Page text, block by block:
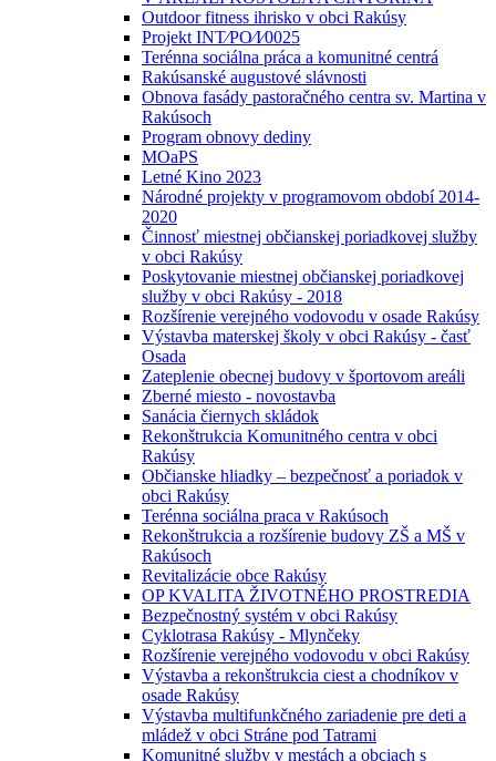
Outdoor fitness ihrisko v obci Rakúsy
Projekt INT⁄PO⁄I⁄0025
Terénna sociálna práca a komunitné centrá
Rakúsanské augustové slávnosti
Obnova fasády pastoračného centra sv. Martina v
Rakúsoch
Program obnovy dediny
MOaPS
Letné Kino 2023
Národné projekty v programovom období 2014-
2020
Činnosť miestnej občianskej poriadkovej služby
v obci Rakúsy
Poskytovanie miestnej občianskej poriadkovej
služby v obci Rakúsy - 2018
Rozšírenie verejného vodovodu v osade Rakúsy
Výstavba materskej školy v obci Rakúsy - časť
Osada
Zateplenie obecnej budovy v športovom areáli
Zberné miesto - novostavba
Sanácia čiernych skládok
Rekonštrukcia Komunitného centra v obci
Rakúsy
Občianske hliadky – bezpečnosť a poriadok v
obci Rakúsy
Terénna sociálna praca v Rakúsoch
Rekonštrukcia a rozšírenie budovy ZŠ a MŠ v
Rakúsoch
Revitalizácie obce Rakúsy
OP KVALITA ŽIVOTNÉHO PROSTREDIA
Bezpečnostný systém v obci Rakúsy
Cyklotrasa Rakúsy - Mlynčeky
Rozšírenie verejného vodovodu v obci Rakúsy
Výstavba a rekonštrukcia ciest a chodníkov v
osade Rakúsy
Výstavba multifunkčného zariadenie pre deti a
mládež v obci Stráne pod Tatrami
Komunitné služby v mestách a obciach s